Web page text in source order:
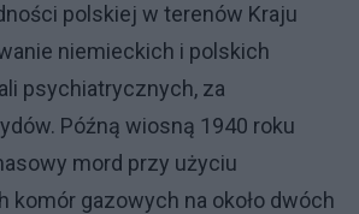
polskiej w terenów Kraju
niemieckich i polskich
psychiatrycznych, za
Późną wiosną 1940 roku
mord przy użyciu
komór gazowych na około dwóch